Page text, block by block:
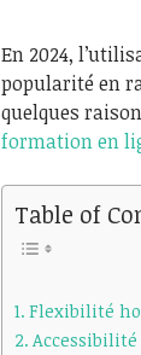
En 2024,
popularité en
quelques
formation en
Table of
Flexibilité